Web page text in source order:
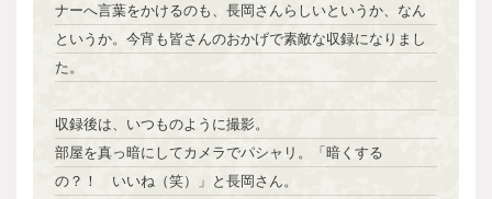
ナーへ言葉をかけるのも、長岡さんらしいというか、なん
というか。今宵も皆さんのおかげで素敵な収録になりまし
た。
収録後は、いつものように撮影。
部屋を真っ暗にしてカメラでパシャリ。「暗くする
の？！ いいね（笑）」と長岡さん。